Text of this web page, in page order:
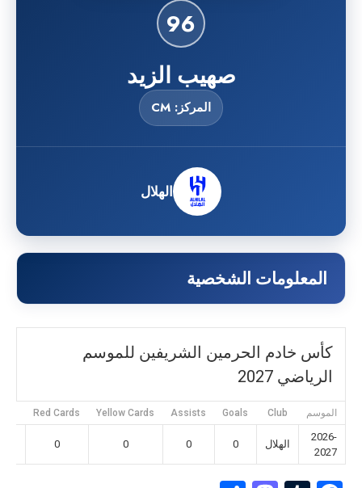
96
صهيب الزيد
المركز: CM
الهلال
المعلومات الشخصية
كأس خادم الحرمين الشريفين للموسم
الرياضي 2027
الموسم Club
Goals
Assists
Yellow Cards
Red Cards
2026-
2027
الهلال 0
0
0
0